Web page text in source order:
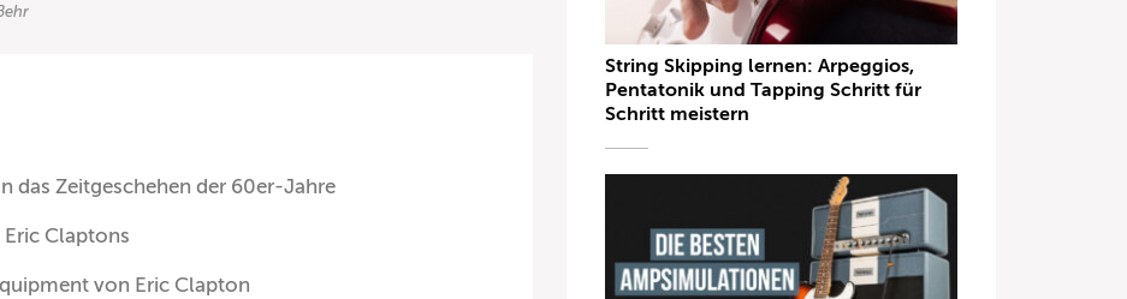
das Zeitgeschehen der 60er-Jahre
Claptons
von Eric Clapton
String Skipping lernen: Arpeggios,
Pentatonik und Tapping Schritt für
Schritt meistern